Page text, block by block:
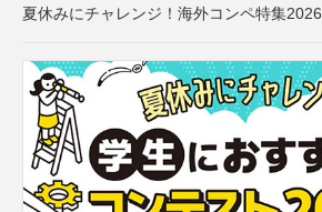
夏休みにチャレンジ！海外コンペ特集2026